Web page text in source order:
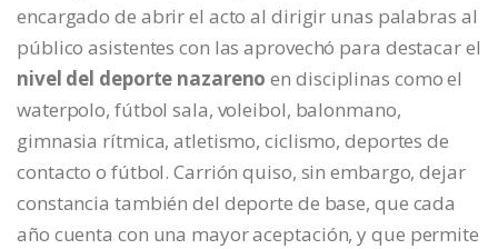
encargado de abrir el acto al dirigir unas palabras al
público asistentes con las aprovechó para destacar el
nivel del deporte nazareno en disciplinas como el
waterpolo, fútbol sala, voleibol, balonmano,
gimnasia rítmica, atletismo, ciclismo, deportes de
contacto o fútbol. Carrión quiso, sin embargo, dejar
constancia también del deporte de base, que cada
año cuenta con una mayor aceptación, y que permite